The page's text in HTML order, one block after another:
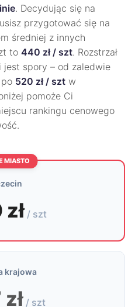
. Decydując się na
przygotować się na
średniej z innych
to 440 zł / szt. Rozstrzał
jest spory – od zaledwie
520 zł / szt w
pomoże Ci
rankingu cenowego
MIASTO
/ szt
krajowa
/ szt